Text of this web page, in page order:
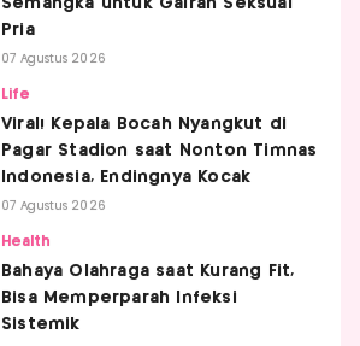
Semangka untuk Gairah Seksual
Pria
07 Agustus 2026
Life
Viral! Kepala Bocah Nyangkut di
Pagar Stadion saat Nonton Timnas
Indonesia, Endingnya Kocak
07 Agustus 2026
Health
Bahaya Olahraga saat Kurang Fit,
Bisa Memperparah Infeksi
Sistemik